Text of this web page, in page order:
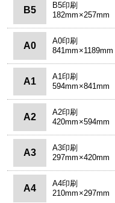
B5
B5印刷
182mm×257mm
A0
A0印刷
841mm×1189mm
A1
A1印刷
594mm×841mm
A2
A2印刷
420mm×594mm
A3
A3印刷
297mm×420mm
A4
A4印刷
210mm×297mm